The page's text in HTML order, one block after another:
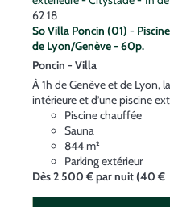
6218
So Villa Poncin (01) -
de Lyon/Genève - 60p.
Poncin - Villa
À 1h de Genève et de Lyon,
intérieure et d’une piscine
Piscine chauffée
Sauna
844 m²
Parking extérieur
Dès2 500 €par nuit(40 €